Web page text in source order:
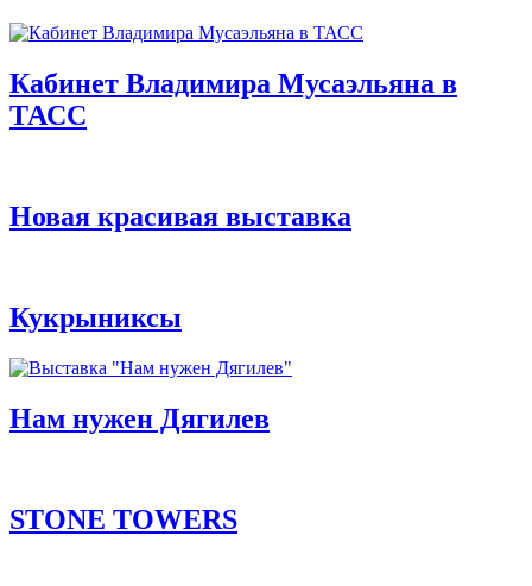
Кабинет Владимира Мусаэльяна в
ТАСС
Новая красивая выставка
Кукрыниксы
Нам нужен Дягилев
STONE TOWERS